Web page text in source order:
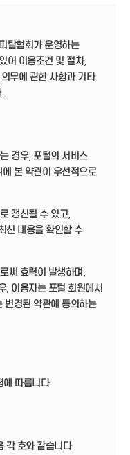
탈협회가 운영하는
어 이용조건 및 절차,
무에 관한 사항과 기타
경우, 포털의 서비스
본 약관이 우선적으로
갱신될 수 있고,
신 내용을 확인할 수
써 효력이 발생하며,
, 이용자는 포털 회원에서
변경된 약관에 동의하는
에 따릅니다.
각 호와 같습니다.